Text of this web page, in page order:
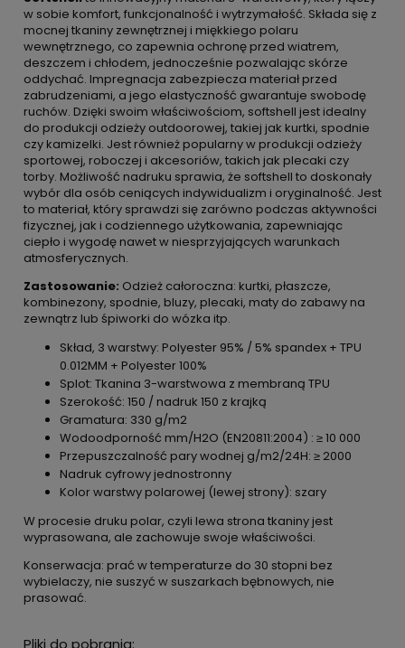
w sobie komfort, funkcjonalność i wytrzymałość. Składa się z
mocnej tkaniny zewnętrznej i miękkiego polaru
wewnętrznego, co zapewnia ochronę przed wiatrem,
deszczem i chłodem, jednocześnie pozwalając skórze
oddychać. Impregnacja zabezpiecza materiał przed
zabrudzeniami, a jego elastyczność gwarantuje swobodę
ruchów. Dzięki swoim właściwościom, softshell jest idealny
do produkcji odzieży outdoorowej, takiej jak kurtki, spodnie
czy kamizelki. Jest również popularny w produkcji odzieży
sportowej, roboczej i akcesoriów, takich jak plecaki czy
torby. Możliwość nadruku sprawia, że softshell to doskonały
wybór dla osób ceniących indywidualizm i oryginalność. Jest
to materiał, który sprawdzi się zarówno podczas aktywności
fizycznej, jak i codziennego użytkowania, zapewniając
ciepło i wygodę nawet w niesprzyjających warunkach
atmosferycznych.
Zastosowanie: Odzież całoroczna: kurtki, płaszcze,
kombinezony, spodnie, bluzy, plecaki, maty do zabawy na
zewnątrz lub śpiworki do wózka itp.
Skład, 3 warstwy: Polyester 95% / 5% spandex + TPU
0.012MM + Polyester 100%
Splot: Tkanina 3-warstwowa z membraną TPU
Szerokość: 150 / nadruk 150 z krajką
Gramatura: 330 g/m2
Wodoodporność mm/H2O (EN20811:2004) : ≥ 10 000
Przepuszczalność pary wodnej g/m2/24H: ≥ 2000
Nadruk cyfrowy jednostronny
Kolor warstwy polarowej (lewej strony): szary
W procesie druku polar, czyli lewa strona tkaniny jest
wyprasowana, ale zachowuje swoje właściwości.
Konserwacja: prać w temperaturze do 30 stopni bez
wybielaczy, nie suszyć w suszarkach bębnowych, nie
prasować.
Pliki do pobrania: